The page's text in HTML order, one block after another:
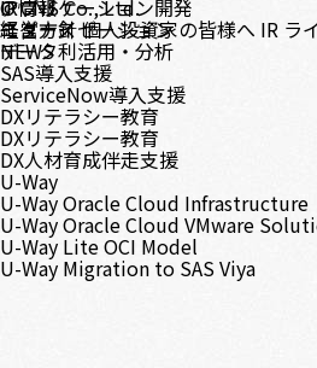
アプリケーション開発
モダナイゼーション
データ利活用・分析
SAS導入支援
ServiceNow導入支援
DXリテラシー教育
DXリテラシー教育
DX人材育成伴走支援
U-Way
U-Way Oracle Cloud Infrastructure
U-Way Oracle Cloud VMware
U-Way Lite OCI Model
U-Way Migration to SAS Viya
IR情報
経営方針個人投資家の皆様へ IR ラ
© CNS Co., Ltd.
ニュース
NEWS